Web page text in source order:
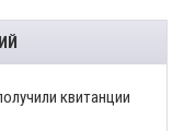
квитанции